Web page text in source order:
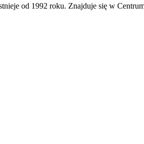
od 1992 roku. Znajduje się w